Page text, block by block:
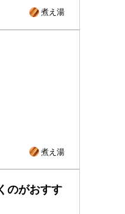
煮え湯
煮え湯
のがおすす